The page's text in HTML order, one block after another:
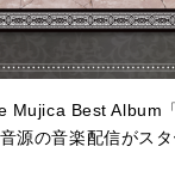
Mujica Best Album
源の音楽配信がスタ